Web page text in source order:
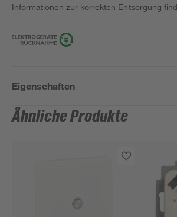
Informationen zur korrekten Entsorgung
Eigenschaften
Ähnliche Produkte